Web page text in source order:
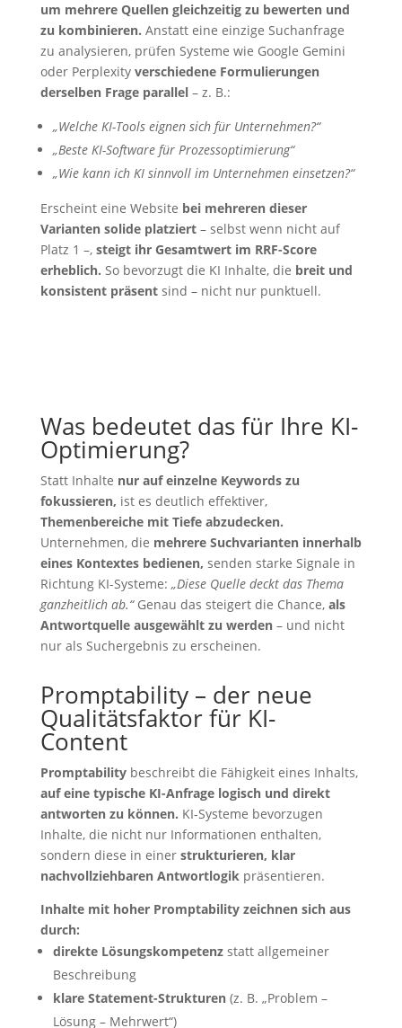
um mehrere Quellen gleichzeitig zu bewerten und
zu kombinieren. Anstatt eine einzige Suchanfrage
zu analysieren, prüfen Systeme wie Google Gemini
oder Perplexity verschiedene Formulierungen
derselben Frage parallel– z. B.:
„Welche KI-Tools eignen sich für Unternehmen?“
„Beste KI-Software für Prozessoptimierung“
„Wie kann ich KI sinnvoll im Unternehmen einsetzen?“
Erscheint eine Website bei mehreren dieser
Varianten solide platziert– selbst wenn nicht auf
Platz 1 –, steigt ihr Gesamtwert im RRF-Score
erheblich. So bevorzugt die KI Inhalte, die breit und
konsistent präsentsind – nicht nur punktuell.
Was bedeutet das für Ihre KI-
Optimierung?
Statt Inhalte nur auf einzelne Keywords zu
fokussieren, ist es deutlich effektiver,
Themenbereiche mit Tiefe abzudecken.
Unternehmen, die mehrere Suchvarianten innerhalb
eines Kontextes bedienen, senden starke Signale in
Richtung KI-Systeme: „Diese Quelle deckt das Thema
ganzheitlich ab.“Genau das steigert die Chance, als
Antwortquelle ausgewählt zu werden– und nicht
nur als Suchergebnis zu erscheinen.
Promptability – der neue
Qualitätsfaktor für KI-
Content
Promptabilitybeschreibt die Fähigkeit eines Inhalts,
auf eine typische KI-Anfrage logisch und direkt
antworten zu können. KI-Systeme bevorzugen
Inhalte, die nicht nur Informationen enthalten,
sondern diese in einer strukturieren, klar
nachvollziehbaren Antwortlogikpräsentieren.
Inhalte mit hoher Promptability zeichnen sich aus
durch:
direkte Lösungskompetenzstatt allgemeiner
Beschreibung
klare Statement-Strukturen(z. B. „Problem –
Lösung – Mehrwert“)